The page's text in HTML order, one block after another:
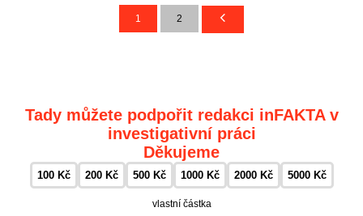
1 2
Tady můžete podpořit redakci inFAKTA v
investigativní práci
Děkujeme
100 Kč 200 Kč 500 Kč 1000 Kč 2000 Kč 5000 Kč
vlastní částka